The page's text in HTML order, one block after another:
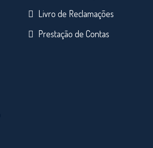
Livro de Reclamações
Prestação de Contas